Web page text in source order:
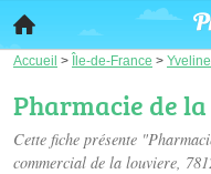
Accueil > Île-de-France >
Pharmacie de
Cette fiche présente
commercial de la louviere,